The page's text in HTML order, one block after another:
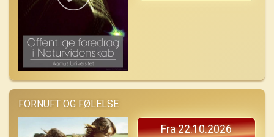
FORNUFT OG FØLELSE
Fra 22.10.2026